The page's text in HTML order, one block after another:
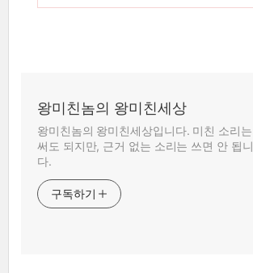
왕미친놈의 왕미친세상
왕미친놈의 왕미친세상입니다. 미친 소리는
써도 되지만, 근거 없는 소리는 쓰면 안 됩니
다.
구독하기